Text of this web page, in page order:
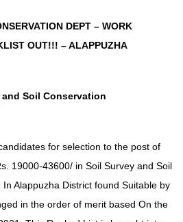
DEPT – WORK
OUT!!! – ALAPPUZHA
Soil Conservation
for selection to the post of
19000-43600/ in Soil Survey and Soil
Alappuzha District found Suitable by
in the order of merit based On the